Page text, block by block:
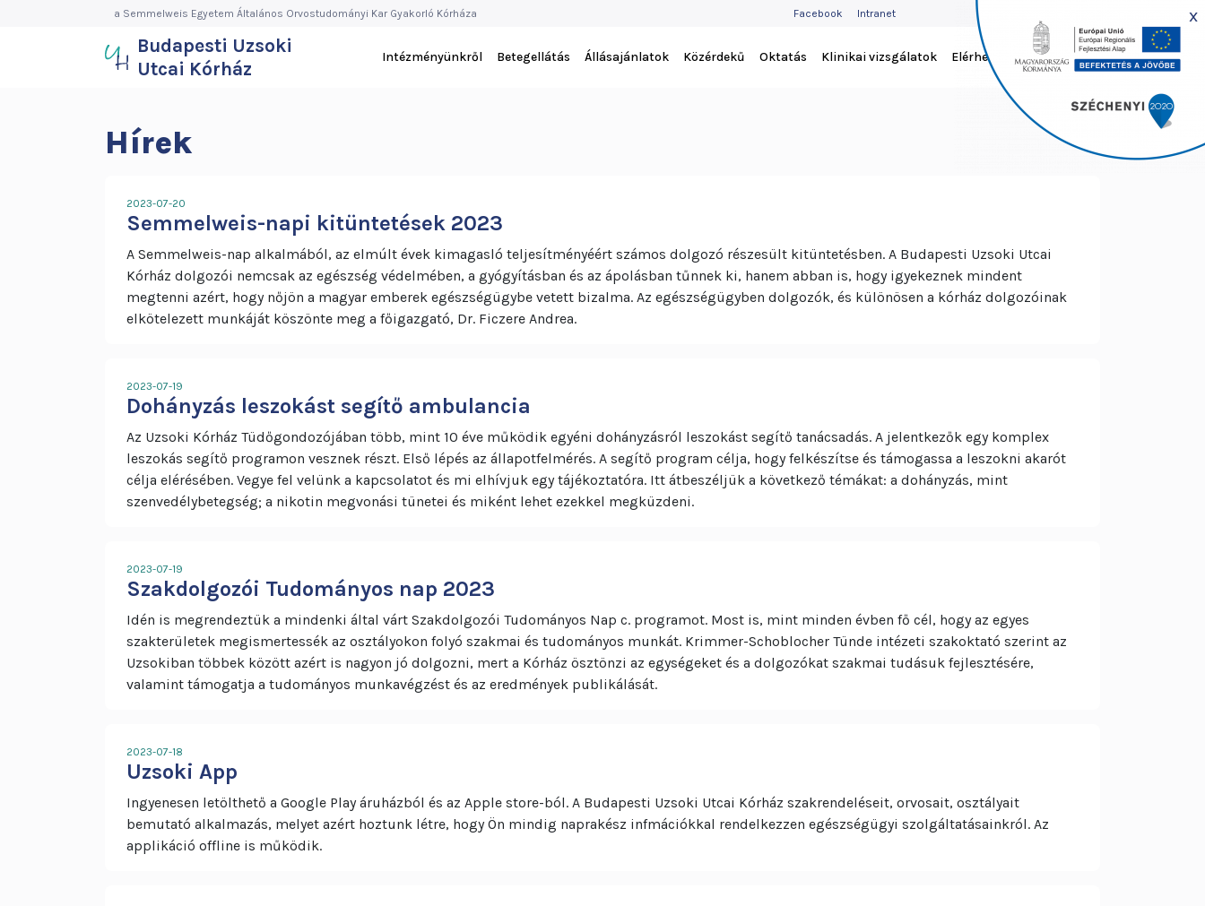
Budapesti
Uzsoki
Kórház
x
a Semmelweis Egyetem Általános Orvostudományi Kar Gyakorló Kórháza
MENÜ
Facebook Intranet
Budapesti Uzsoki
Utcai Kórház
Intézményünkről Betegellátás Állásajánlatok Közérdekű Oktatás Klinikai vizsgálatok Elérhetőség
Hírek
2023-07-20
Semmelweis-napi kitüntetések 2023
A Semmelweis-nap alkalmából, az elmúlt évek kimagasló teljesítményéért számos dolgozó részesült kitüntetésben. A Budapesti Uzsoki Utcai
Kórház dolgozói nemcsak az egészség védelmében, a gyógyításban és az ápolásban tűnnek ki, hanem abban is, hogy igyekeznek mindent
megtenni azért, hogy nőjön a magyar emberek egészségügybe vetett bizalma. Az egészségügyben dolgozók, és különösen a kórház dolgozóinak
elkötelezett munkáját köszönte meg a főigazgató, Dr. Ficzere Andrea.
2023-07-19
Dohányzás leszokást segítő ambulancia
Az Uzsoki Kórház Tüdőgondozójában több, mint 10 éve működik egyéni dohányzásról leszokást segítő tanácsadás. A jelentkezők egy komplex
leszokás segítő programon vesznek részt. Első lépés az állapotfelmérés. A segítő program célja, hogy felkészítse és támogassa a leszokni akarót
célja elérésében. Vegye fel velünk a kapcsolatot és mi elhívjuk egy tájékoztatóra. Itt átbeszéljük a következő témákat: a dohányzás, mint
szenvedélybetegség; a nikotin megvonási tünetei és miként lehet ezekkel megküzdeni.
2023-07-19
Szakdolgozói Tudományos nap 2023
Idén is megrendeztük a mindenki által várt Szakdolgozói Tudományos Nap c. programot. Most is, mint minden évben fő cél, hogy az egyes
szakterületek megismertessék az osztályokon folyó szakmai és tudományos munkát. Krimmer-Schoblocher Tünde intézeti szakoktató szerint az
Uzsokiban többek között azért is nagyon jó dolgozni, mert a Kórház ösztönzi az egységeket és a dolgozókat szakmai tudásuk fejlesztésére,
valamint támogatja a tudományos munkavégzést és az eredmények publikálását.
2023-07-18
Uzsoki App
Ingyenesen letölthető a Google Play áruházból és az Apple store-ból. A Budapesti Uzsoki Utcai Kórház szakrendeléseit, orvosait, osztályait
bemutató alkalmazás, melyet azért hoztunk létre, hogy Ön mindig naprakész infmációkkal rendelkezzen egészségügyi szolgáltatásainkról. Az
applikáció offline is működik.